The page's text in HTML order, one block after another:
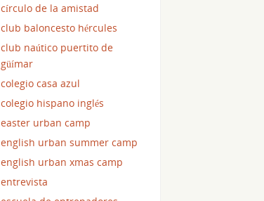
círculo de la amistad
club baloncesto hércules
club naútico puertito de
güímar
colegio casa azul
colegio hispano inglés
easter urban camp
english urban summer camp
english urban xmas camp
entrevista